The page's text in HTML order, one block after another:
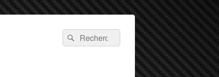
Recherche :
Rechercher